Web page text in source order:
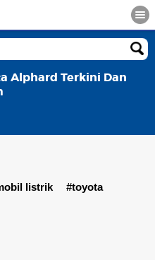
Alphard Terkini Dan
listrik
#toyota